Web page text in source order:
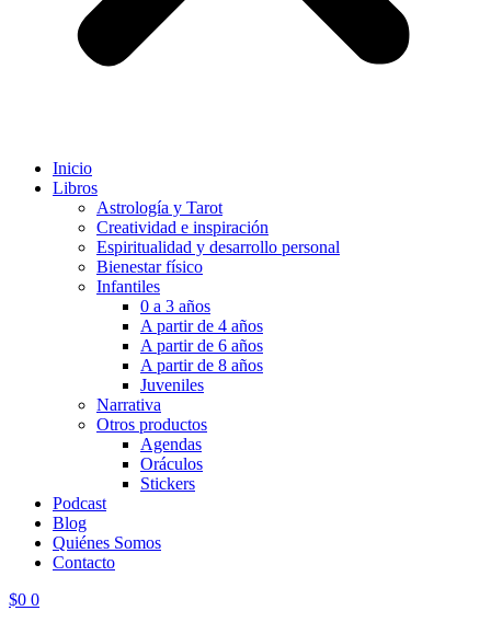
Inicio
Libros
Astrología y Tarot
Creatividad e inspiración
Espiritualidad y desarrollo personal
Bienestar físico
Infantiles
0 a 3 años
A partir de 4 años
A partir de 6 años
A partir de 8 años
Juveniles
Narrativa
Otros productos
Agendas
Oráculos
Stickers
Podcast
Blog
Quiénes Somos
Contacto
$0 0